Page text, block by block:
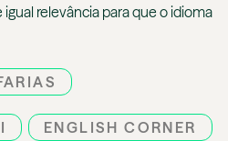
relevância para que o idioma
ENGLISH CORNER